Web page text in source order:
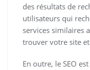
des résultats de
utilisateurs qui
services similaires
trouver votre site
En outre, le SEO